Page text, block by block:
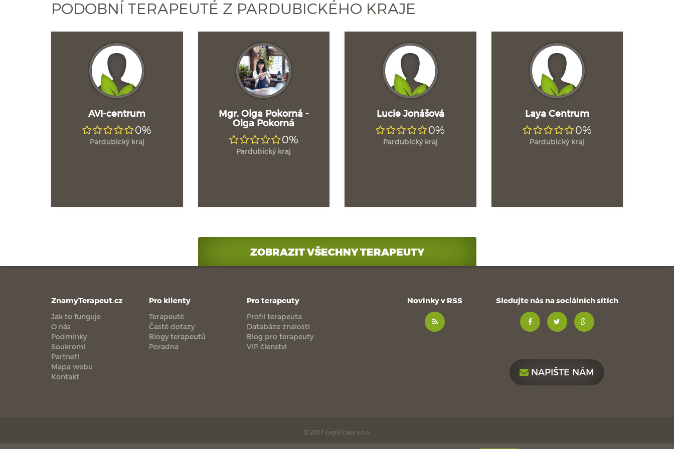
PODOBNÍ TERAPEUTÉ Z PARDUBICKÉHO KRAJE
AVI-centrum
0%
Pardubický kraj
Mgr. Olga Pokorná -
Olga Pokorná
0%
Pardubický kraj
Lucie Jonášová
0%
Pardubický kraj
Laya Centrum
0%
Pardubický kraj
ZOBRAZIT VŠECHNY TERAPEUTY
ZnamyTerapeut.cz
Jak to funguje
O nás
Podmínky
Soukromí
Partneři
Mapa webu
Kontakt
Pro klienty
Terapeuté
Časté dotazy
Blogy terapeutů
Poradna
Pro terapeuty
Profil terapeuta
Databáze znalostí
Blog pro terapeuty
VIP členství
Novinky v RSS Sledujte nás na sociálních sítích
NAPIŠTE NÁM
© 2017 Lepší časy s.r.o.